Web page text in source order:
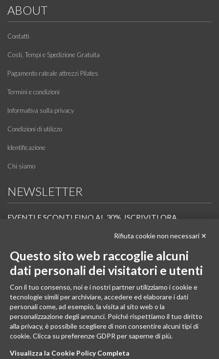
ABOUT
Contatti
Costi, Tempi e Spedizione Gratuita
Pagamento rateale attrezzi Pilates
Termini e condizioni
Informativa sulla privacy
Condizioni di utilizzo
Identificazione
Chi siamo
NEWSLETTER
EVENTI E SCONTI FINO AL 30%. ISCRIVITI ORA.
Scopri in anteprima i nuovi prodotti, le promozioni riservate ai professionisti e resta
Iscrivi alla Newsletter
SEGUICI
Rifiuta cookie non necessari ✕
Questo sito web raccoglie alcuni
dati personali dei visitatori e utenti
Con il tuo consenso, noi e i nostri partner utilizziamo i cookie e
tecnologie simili per archiviare, accedere ed elaborare i dati
personali come, ad esempio, la visita al sito web o la
personalizzazione degli annunci. Poiché rispettiamo il tuo diritto
alla privacy, è possibile scegliere di non consentire alcuni tipi di
cookie. Clicca su preferenze GDPR per saperne di più.
Visualizza la Cookie Policy Completa